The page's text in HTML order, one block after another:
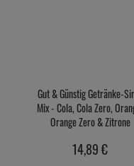
Gut & Günstig Getränke-
Mix - Cola, Cola Zero,
Orange Zero & Zitrone
14,89€